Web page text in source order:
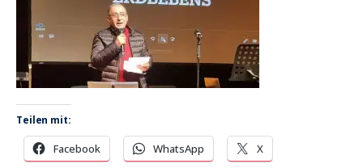
Teilen mit:
Facebook WhatsApp X